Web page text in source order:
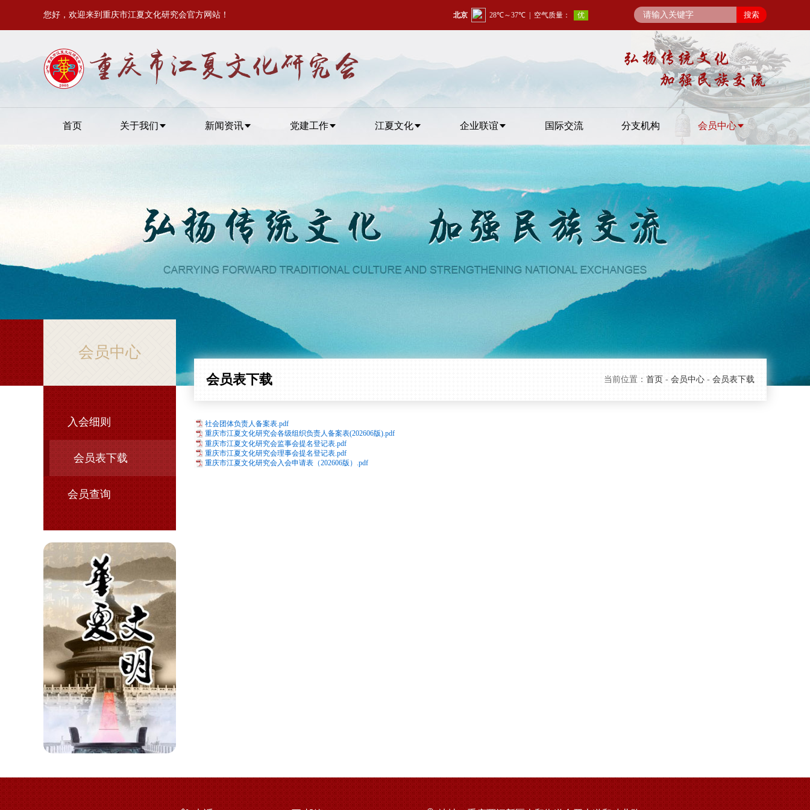
您好，欢迎来到重庆市江夏文化研究会官方网站！
首页 关于我们 新闻资讯 党建工作 江夏文化 企业联谊 国际交流 分支机构 会员中心
会员中心
入会细则
会员表下载
会员查询
会员表下载 当前位置： 首页 - 会员中心 - 会员表下载
社会团体负责人备案表.pdf
重庆市江夏文化研究会各级组织负责人备案表(202606版).pdf
重庆市江夏文化研究会监事会提名登记表.pdf
重庆市江夏文化研究会理事会提名登记表.pdf
重庆市江夏文化研究会入会申请表（202606版）.pdf